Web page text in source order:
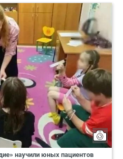
научили юных пациентов